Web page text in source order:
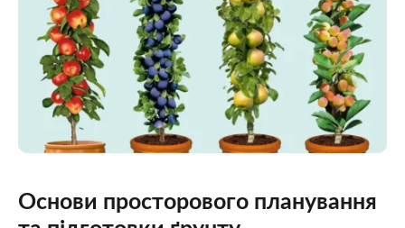
Основи просторового планування